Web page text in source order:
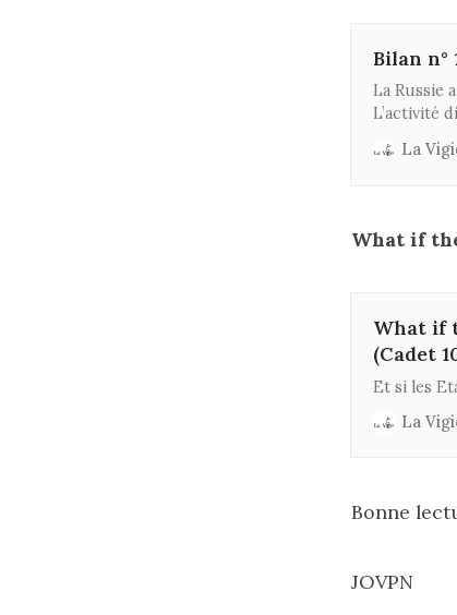
Bilan n°
La Russie
L’activité
La
What if
What if
(Cadet
Et si les
La
Bonne
JOVPN